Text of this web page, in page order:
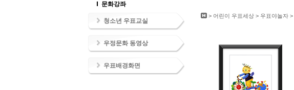
문화강좌
청소년 우표교실
우정문화 동영상
우표배경화면
> 어린이 우표세상 > 우표야놀자 >